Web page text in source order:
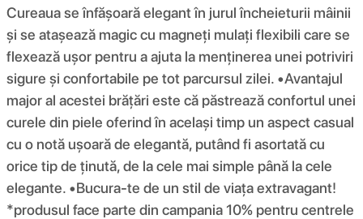
Cureaua se înfășoară elegant în jurul încheieturii mâinii
și se atașează magic cu magneți mulați flexibili care se
flexează ușor pentru a ajuta la menținerea unei potriviri
sigure și confortabile pe tot parcursul zilei. •Avantajul
major al acestei brățări este că păstrează confortul unei
curele din piele oferind în același timp un aspect casual
cu o notă ușoară de elegantă, putând fi asortată cu
orice tip de ținută, de la cele mai simple până la cele
elegante. •Bucura-te de un stil de viața extravagant!
*produsul face parte din campania 10% pentru centrele